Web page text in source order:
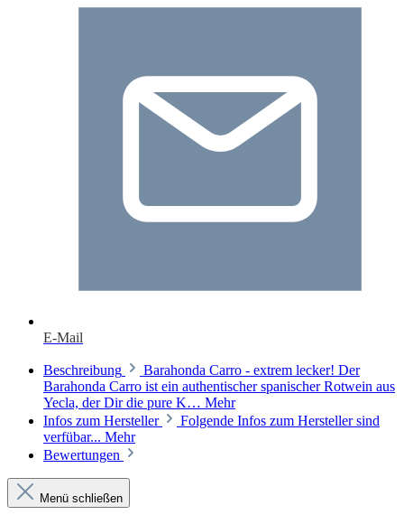
E-Mail
Beschreibung
Barahonda Carro - extrem lecker! Der
Barahonda Carro ist ein authentischer spanischer Rotwein aus
Yecla, der Dir die pure K… Mehr
Infos zum Hersteller
Folgende Infos zum Hersteller sind
verfübar... Mehr
Bewertungen
Menü schließen